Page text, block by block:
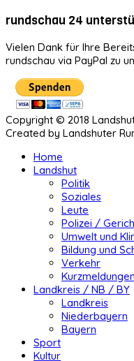
rundschau 24
Vielen Dank für Ihre
rundschau via PayPal zu
Copyright © 2018
Created by Landshuter
Home
Landshut
Politik
Soziales
Leute
Polizei /
Umwelt und
Bildung und
Verkehr
Kurzmeldungen
Landkreis / NB / BY
Landkreis
Niederbayern
Bayern
Sport
Kultur